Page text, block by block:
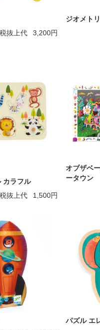
税抜上代
3,200円
ジオメト
カラフル
税抜上代
1,500円
オブザベ
ータウン
パズル エ